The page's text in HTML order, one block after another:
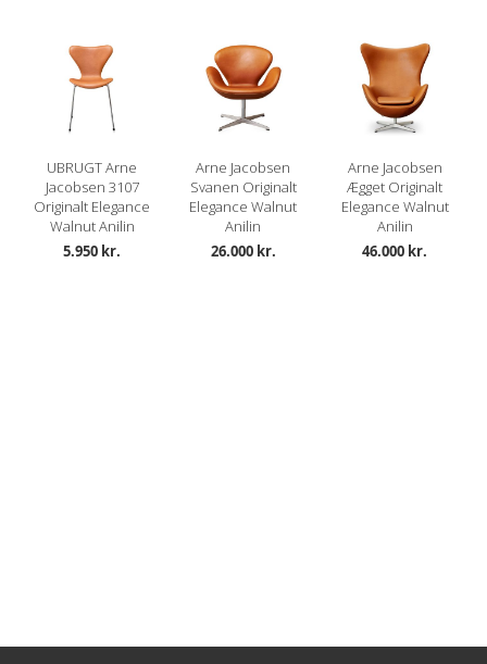
UBRUGT Arne
Jacobsen 3107
Originalt Elegance
Walnut Anilin
5.950 kr.
Arne Jacobsen
Svanen Originalt
Elegance Walnut
Anilin
26.000 kr.
Arne Jacobsen
Ægget Originalt
Elegance Walnut
Anilin
46.000 kr.